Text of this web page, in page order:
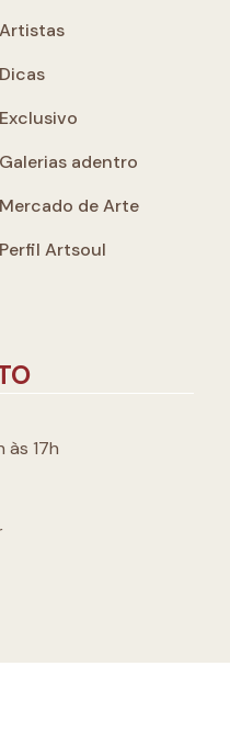
Artistas
Dicas
Exclusivo
Galerias adentro
Mercado de Arte
Perfil Artsoul
às 17h